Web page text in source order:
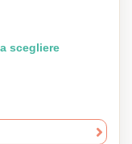
scegliere